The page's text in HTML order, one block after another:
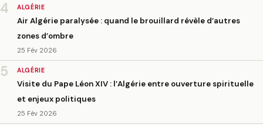
4 ALGÉRIE
Air Algérie paralysée : quand le brouillard révèle d’autres
zones d’ombre
25 Fév 2026
5 ALGÉRIE
Visite du Pape Léon XIV : l’Algérie entre ouverture spirituelle
et enjeux politiques
25 Fév 2026